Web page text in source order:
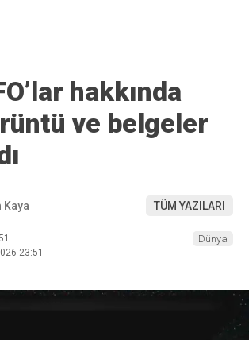
hakkında
ve belgeler
Kaya TÜM YAZILARI
23:51
Dünya